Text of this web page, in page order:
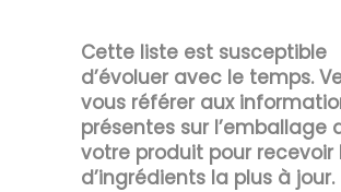
Cette liste est susceptible
d’évoluer avec le temps.
vous référer aux
présentes sur l’emballage
votre produit pour recevoir
d’ingrédients la plus à jour.